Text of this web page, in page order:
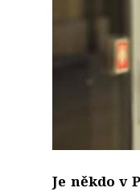
Je někdo v